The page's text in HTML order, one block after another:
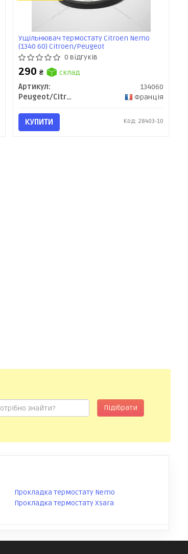
Ущільнювач термостату Citroen Nemo
(1340 60) Citroen/Peugeot
0 відгуків
290₴
склад
Артикул:
134060
Peugeot/Citroen
Франція
КУПИТИ Код: 28403-10
Підібрати
Прокладка термостату Nemo
Прокладка термостату Xsara